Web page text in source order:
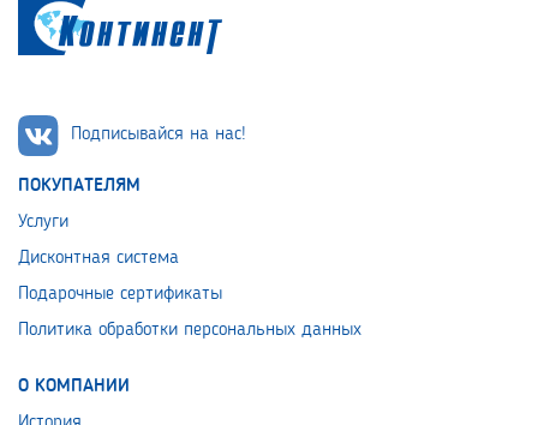
Подписывайся на нас!
ПОКУПАТЕЛЯМ
Услуги
Дисконтная система
Подарочные сертификаты
Политика обработки персональных данных
О КОМПАНИИ